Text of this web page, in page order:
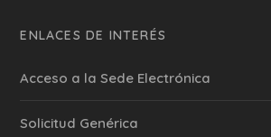
ENLACES DE INTERÉS
Acceso a la Sede Electrónica
Solicitud Genérica